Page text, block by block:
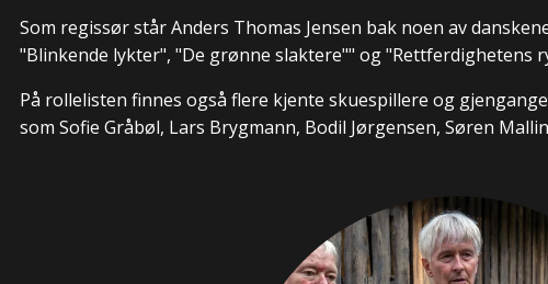
Som regissør står Anders Thomas Jensen bak noen av
"Blinkende lykter", "De grønne slaktere"" og "Rettferdighetens
På rollelisten finnes også flere kjente skuespillere og
som Sofie Gråbøl, Lars Brygmann, Bodil Jørgensen, Søren